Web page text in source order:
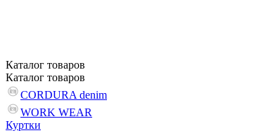
Каталог товаров
Каталог товаров
CORDURA denim
WORK WEAR
Куртки